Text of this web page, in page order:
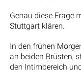
Genau diese Frage
Stuttgart klären.
In den frühen
an beiden Brüsten,
den Intimbereich